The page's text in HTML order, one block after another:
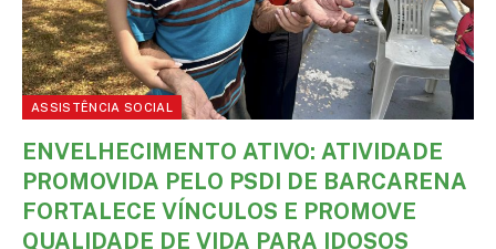
ASSISTÊNCIA SOCIAL
ENVELHECIMENTO ATIVO: ATIVIDADE
PROMOVIDA PELO PSDI DE BARCARENA
FORTALECE VÍNCULOS E PROMOVE
QUALIDADE DE VIDA PARA IDOSOS